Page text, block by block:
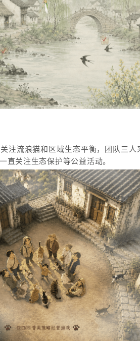
注流浪猫和区域生态平衡，团队三人
直关注生态保护等公益活动。